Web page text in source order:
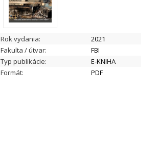
Rok vydania:
2021
Fakulta / útvar:
FBI
Typ publikácie:
E-KNIHA
Formát:
PDF